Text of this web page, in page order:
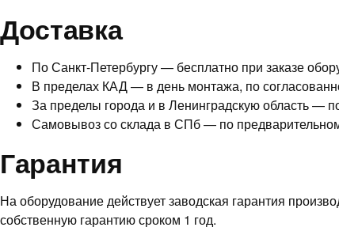
Доставка
По Санкт-Петербургу — бесплатно при заказе
В пределах КАД — в день монтажа, по
За пределы города и в Ленинградскую область —
Самовывоз со склада в СПб — по
Гарантия
На оборудование действует заводская гарантия
собственную гарантию сроком 1 год.